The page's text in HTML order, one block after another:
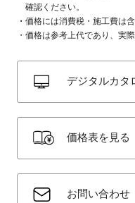
確認ください。
価格には消費税・施工費は
価格は参考上代であり、実
デジタルカタ
価格表を見る
お問い合わせ